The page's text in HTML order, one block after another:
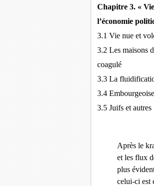
Chapitre 3. «
l’économie
3.1 Vie nue et
3.2 Les maisons
coagulé
3.3 La
3.4
3.5 Juifs et
Après le
et les flux
plus
celui-ci est